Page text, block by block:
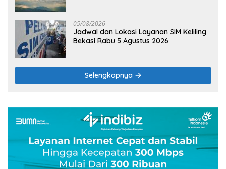
05/08/2026
Jadwal dan Lokasi Layanan SIM Keliling
Bekasi Rabu 5 Agustus 2026
Selengkapnya